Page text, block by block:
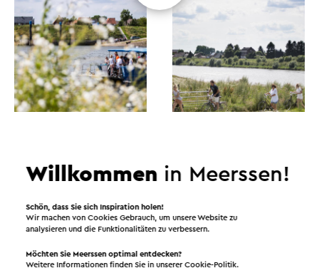
Senden Sie eine E-Mail an RivierPark Maasvallei. Ihre
Willkommen in Meerssen!
Schön, dass Sie sich Inspiration holen!
Wir machen von Cookies Gebrauch, um unsere Website zu
analysieren und die Funktionalitäten zu verbessern.
Möchten Sie Meerssen optimal entdecken?
Weitere Informationen finden Sie in unsererCookie-Politik.